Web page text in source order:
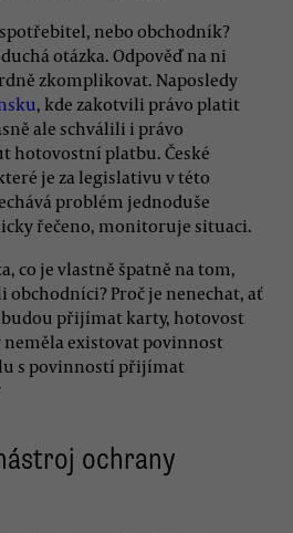
nebo obchodník?
otázka. Odpověď na ni
zkomplikovat. Naposledy
, kde zakotvili právo platit
ale schválili i právo
hotovostní platbu. České
je za legislativu v této
problém jednoduše
řečeno, monitoruje situaci.
co je vlastně špatně na tom,
Proč je nenechat, ať
přijímat karty, hotovost
neměla existovat povinnost
s povinností přijímat
ochrany